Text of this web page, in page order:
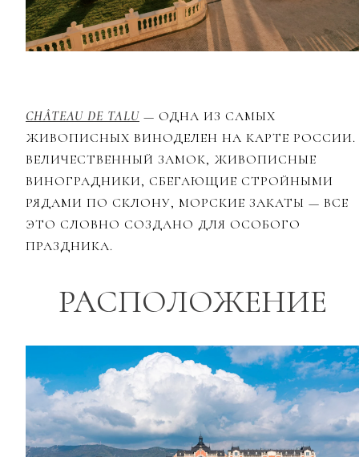
CHÂTEAU DE TALU — ОДНА ИЗ САМЫХ
ЖИВОПИСНЫХ ВИНОДЕЛЕН НА КАРТЕ РОССИИ.
ВЕЛИЧЕСТВЕННЫЙ ЗАМОК, ЖИВОПИСНЫЕ
ВИНОГРАДНИКИ, СБЕГАЮЩИЕ СТРОЙНЫМИ
РЯДАМИ ПО СКЛОНУ, МОРСКИЕ ЗАКАТЫ — ВСЕ
ЭТО СЛОВНО СОЗДАНО ДЛЯ ОСОБОГО
ПРАЗДНИКА.
РАСПОЛОЖЕНИЕ